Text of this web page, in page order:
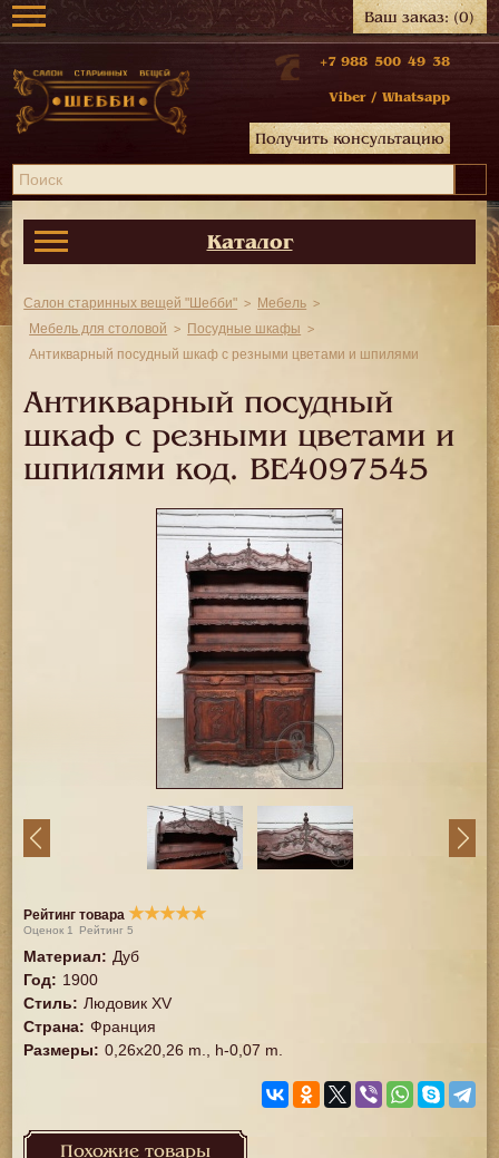
Ваш заказ:(0)
+7 988 500 49 38
Viber / Whatsapp
Получить консультацию
Каталог
Салон старинных вещей "Шебби"
Мебель
Мебель для столовой
Посудные шкафы
Антикварный посудный шкаф с резными цветами и шпилями
Антикварный посудный
шкаф с резными цветами и
шпилями код. BE4097545
Рейтинг товара ★★★★★
Оценок 1 Рейтинг5
Материал: Дуб
Год: 1900
Стиль: Людовик XV
Страна: Франция
Размеры: 0,26x20,26 m., h-0,07 m.
Похожие товары